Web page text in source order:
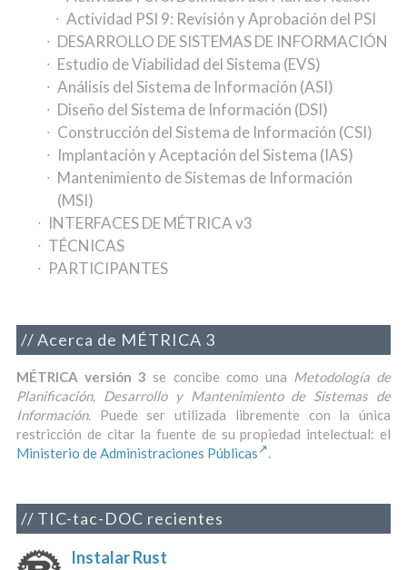
Actividad PSI 9: Revisión y Aprobación del PSI
DESARROLLO DE SISTEMAS DE INFORMACIÓN
Estudio de Viabilidad del Sistema (EVS)
Análisis del Sistema de Información (ASI)
Diseño del Sistema de Información (DSI)
Construcción del Sistema de Información (CSI)
Implantación y Aceptación del Sistema (IAS)
Mantenimiento de Sistemas de Información
(MSI)
INTERFACES DE MÉTRICA v3
TÉCNICAS
PARTICIPANTES
Acerca de MÉTRICA 3
MÉTRICA versión 3 se concibe como una Metodología de
Planificación, Desarrollo y Mantenimiento de Sistemas de
Información. Puede ser utilizada libremente con la única
restricción de citar la fuente de su propiedad intelectual: el
Ministerio de Administraciones Públicas
.
TIC-tac-DOC recientes
Instalar Rust